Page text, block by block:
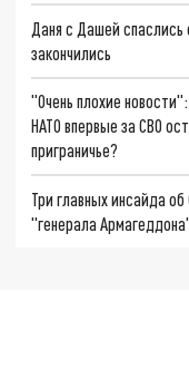
Даня с Дашей
закончились
"Очень плохие
НАТО впервые за СВО
приграничье?
Три главных инсайда
"генерала